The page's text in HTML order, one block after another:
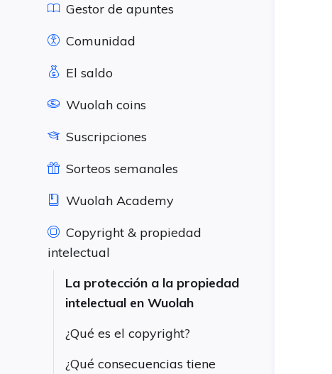
Gestor de apuntes
Comunidad
El saldo
Wuolah coins
Suscripciones
Sorteos semanales
Wuolah Academy
Copyright & propiedad
intelectual
La protección a la propiedad
intelectual en Wuolah
¿Qué es el copyright?
¿Qué consecuencias tiene